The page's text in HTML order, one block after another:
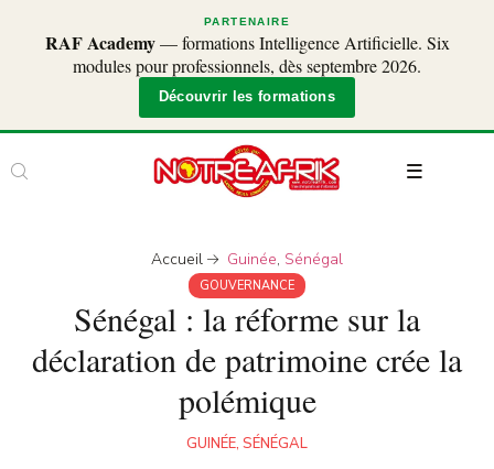
PARTENAIRE
RAF Academy— formations Intelligence Artificielle. Six
modules pour professionnels, dès septembre 2026.
Découvrir les formations
Accueil Guinée, Sénégal
GOUVERNANCE
Sénégal : la réforme sur la
déclaration de patrimoine crée la
polémique
GUINÉE, SÉNÉGAL